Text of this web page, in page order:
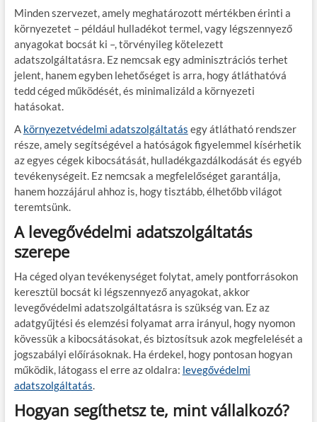
Minden szervezet, amely meghatározott mértékben érinti a
környezetet – például hulladékot termel, vagy légszennyező
anyagokat bocsát ki –, törvényileg kötelezett
adatszolgáltatásra. Ez nemcsak egy adminisztrációs terhet
jelent, hanem egyben lehetőséget is arra, hogy átláthatóvá
tedd céged működését, és minimalizáld a környezeti
hatásokat.
A környezetvédelmi adatszolgáltatás egy átlátható rendszer
része, amely segítségével a hatóságok figyelemmel kísérhetik
az egyes cégek kibocsátását, hulladékgazdálkodását és egyéb
tevékenységeit. Ez nemcsak a megfelelőséget garantálja,
hanem hozzájárul ahhoz is, hogy tisztább, élhetőbb világot
teremtsünk.
A levegővédelmi adatszolgáltatás
szerepe
Ha céged olyan tevékenységet folytat, amely pontforrásokon
keresztül bocsát ki légszennyező anyagokat, akkor
levegővédelmi adatszolgáltatásra is szükség van. Ez az
adatgyűjtési és elemzési folyamat arra irányul, hogy nyomon
kövessük a kibocsátásokat, és biztosítsuk azok megfelelését a
jogszabályi előírásoknak. Ha érdekel, hogy pontosan hogyan
működik, látogass el erre az oldalra: levegővédelmi
adatszolgáltatás.
Hogyan segíthetsz te, mint vállalkozó?